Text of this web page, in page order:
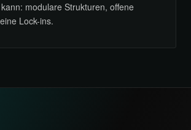
modulare Strukturen, offene
Lock-ins.